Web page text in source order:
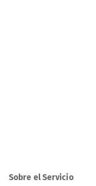
Sobre el Servicio